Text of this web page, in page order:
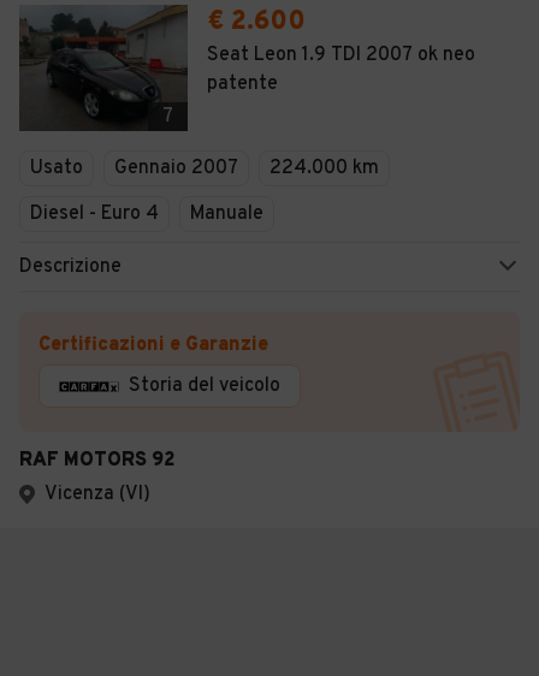
7
€ 2.600
Seat Leon 1.9 TDI 2007 ok neo
patente
Usato Gennaio 2007
224.000 km
Diesel - Euro 4
Manuale
Descrizione
Certificazioni e Garanzie
Storia del veicolo
RAF MOTORS 92
Vicenza (VI)